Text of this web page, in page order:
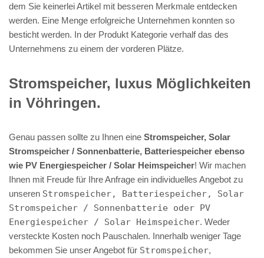
dem Sie keinerlei Artikel mit besseren Merkmale entdecken
werden. Eine Menge erfolgreiche Unternehmen konnten so
besticht werden. In der Produkt Kategorie verhalf das des
Unternehmens zu einem der vorderen Plätze.
Stromspeicher, luxus Möglichkeiten
in Vöhringen.
Genau passen sollte zu Ihnen eine Stromspeicher, Solar
Stromspeicher / Sonnenbatterie, Batteriespeicher ebenso
wie PV Energiespeicher / Solar Heimspeicher! Wir machen
Ihnen mit Freude für Ihre Anfrage ein individuelles Angebot zu
unseren Stromspeicher, Batteriespeicher, Solar
Stromspeicher / Sonnenbatterie oder PV
Energiespeicher / Solar Heimspeicher. Weder
versteckte Kosten noch Pauschalen. Innerhalb weniger Tage
bekommen Sie unser Angebot für Stromspeicher,